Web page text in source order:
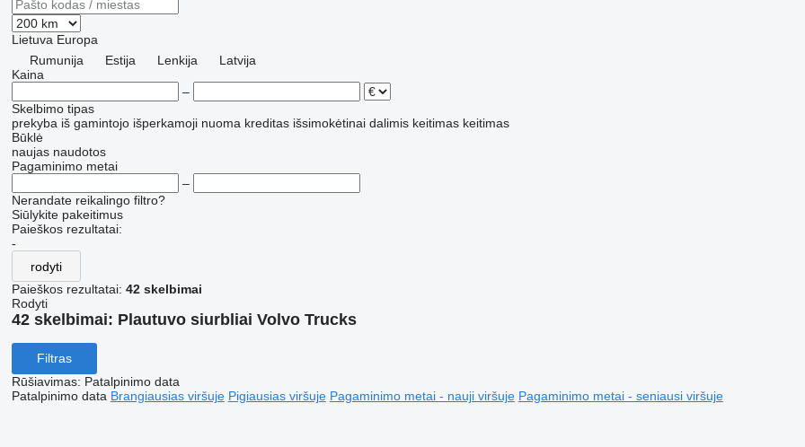
Lietuva Europa
Rumunija
Estija Lenkija
Latvija
Kaina
–
Skelbimo tipas
prekyba iš gamintojo išperkamoji nuoma kreditas išsimokėtinai dalimis keitimas keitimas
Būklė
naujas naudotos
Pagaminimo metai
–
Nerandate reikalingo filtro?
Siūlykite pakeitimus
Paieškos rezultatai:
-
rodyti
Paieškos rezultatai: 42 skelbimai
Rodyti
42 skelbimai: Plautuvo siurbliai Volvo Trucks
Filtras
Rūšiavimas: Patalpinimo data
Patalpinimo data Brangiausias viršuje Pigiausias viršuje Pagaminimo metai - nauji viršuje Pagaminimo metai - seniausi viršuje